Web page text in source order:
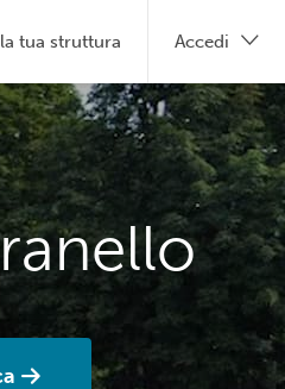
tua struttura Accedi